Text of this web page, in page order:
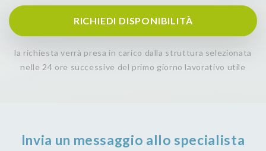
RICHIEDI DISPONIBILITÀ
la richiesta verrà presa in carico dalla struttura selezionata
nelle 24 ore successive del primo giorno lavorativo utile
Invia un messaggio allo specialista